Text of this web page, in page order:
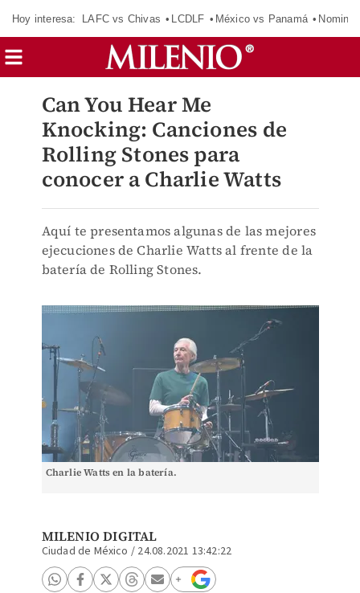
Hoy interesa: LAFC vs Chivas LCDLF México vs Panamá
Can You Hear Me​
Knocking: Canciones de
Rolling Stones para
conocer a Charlie Watts
Aquí te presentamos algunas de las mejores
ejecuciones de Charlie Watts al frente de la
batería de Rolling Stones.
Charlie Watts en la batería.
MILENIO DIGITAL
Ciudad de México / 24.08.2021 13:42:22